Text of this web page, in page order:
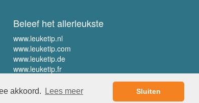
akkoord. Lees meer Sluiten
Beleef het allerleukste
www.leuketip.nl
www.leuketip.com
www.leuketip.de
www.leuketip.fr